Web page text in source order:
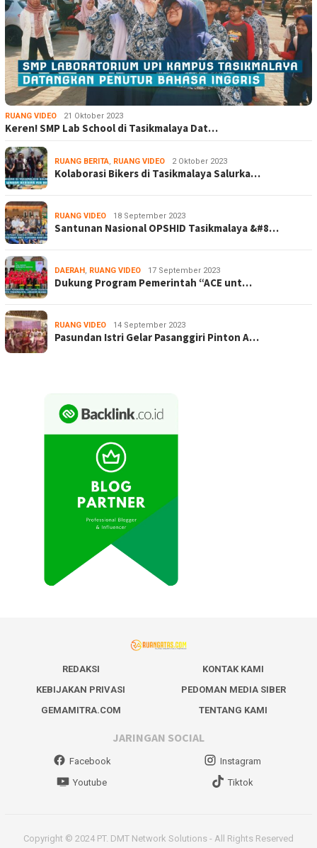
RUANG VIDEO 21 Oktober 2023
Keren! SMP Lab School di Tasikmalaya Dat…
RUANG BERITA, RUANG VIDEO 2 Oktober 2023
Kolaborasi Bikers di Tasikmalaya Salurka…
RUANG VIDEO 18 September 2023
Santunan Nasional OPSHID Tasikmalaya &#8…
DAERAH , RUANG VIDEO 17 September 2023
Dukung Program Pemerintah “ACE unt…
RUANG VIDEO 14 September 2023
Pasundan Istri Gelar Pasanggiri Pinton A…
REDAKSI
KONTAK KAMI
KEBIJAKAN PRIVASI
PEDOMAN MEDIA SIBER
GEMAMITRA.COM
TENTANG KAMI
JARINGAN SOCIAL
Facebook
Instagram
Youtube
Tiktok
Copyright © 2024 PT. DMT Network Solutions - All Rights Reserved